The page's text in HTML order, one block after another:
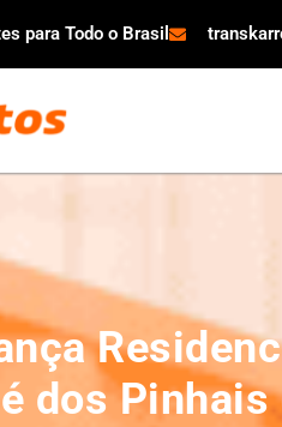
para Todo o Brasil
dos